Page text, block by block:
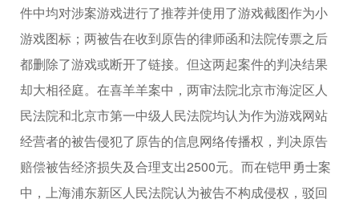
件中均对涉案游戏进行了推荐并使用了游戏截图作为小
游戏图标；两被告在收到原告的律师函和法院传票之后
都删除了游戏或断开了链接。但这两起案件的判决结果
却大相径庭。在喜羊羊案中，两审法院北京市海淀区人
民法院和北京市第一中级人民法院均认为作为游戏网站
经营者的被告侵犯了原告的信息网络传播权，判决原告
赔偿被告经济损失及合理支出2500元。而在铠甲勇士案
中，上海浦东新区人民法院认为被告不构成侵权，驳回